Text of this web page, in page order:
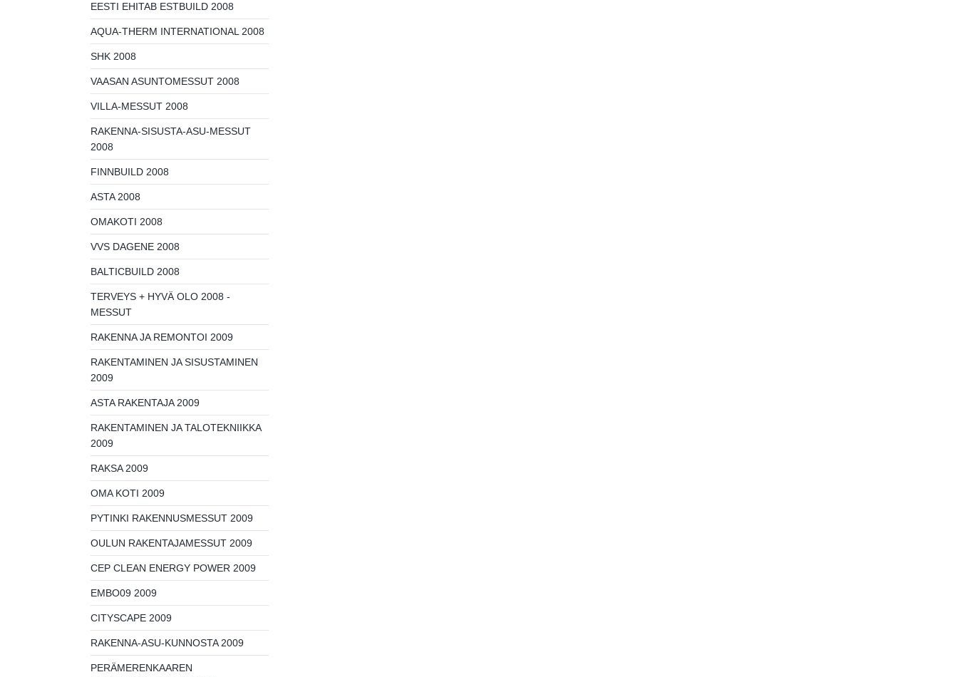
EESTI EHITAB ESTBUILD 2008
AQUA-THERM INTERNATIONAL 2008
SHK 2008
VAASAN ASUNTOMESSUT 2008
VILLA-MESSUT 2008
RAKENNA-SISUSTA-ASU-MESSUT
2008
FINNBUILD 2008
ASTA 2008
OMAKOTI 2008
VVS DAGENE 2008
BALTICBUILD 2008
TERVEYS + HYVÄ OLO 2008 -
MESSUT
RAKENNA JA REMONTOI 2009
RAKENTAMINEN JA SISUSTAMINEN
2009
ASTA RAKENTAJA 2009
RAKENTAMINEN JA TALOTEKNIIKKA
2009
RAKSA 2009
OMA KOTI 2009
PYTINKI RAKENNUSMESSUT 2009
OULUN RAKENTAJAMESSUT 2009
CEP CLEAN ENERGY POWER 2009
EMBO09 2009
CITYSCAPE 2009
RAKENNA-ASU-KUNNOSTA 2009
PERÄMERENKAAREN